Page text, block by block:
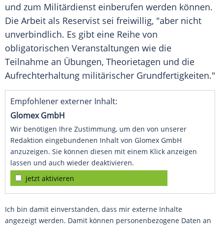
und zum Militärdienst einberufen werden können.
Die Arbeit als Reservist sei freiwillig, "aber nicht
unverbindlich. Es gibt eine Reihe von
obligatorischen Veranstaltungen wie die
Teilnahme an Übungen, Theorietagen und die
Aufrechterhaltung militärischer Grundfertigkeiten."
Empfohlener externer Inhalt:
Glomex GmbH
Wir benötigen Ihre Zustimmung, um den von unserer
Redaktion eingebundenen Inhalt von Glomex GmbH
anzuzeigen. Sie können diesen mit einem Klick anzeigen
lassen und auch wieder deaktivieren.
jetzt aktivieren
Ich bin damit einverstanden, dass mir externe Inhalte
angezeigt werden. Damit können personenbezogene Daten an